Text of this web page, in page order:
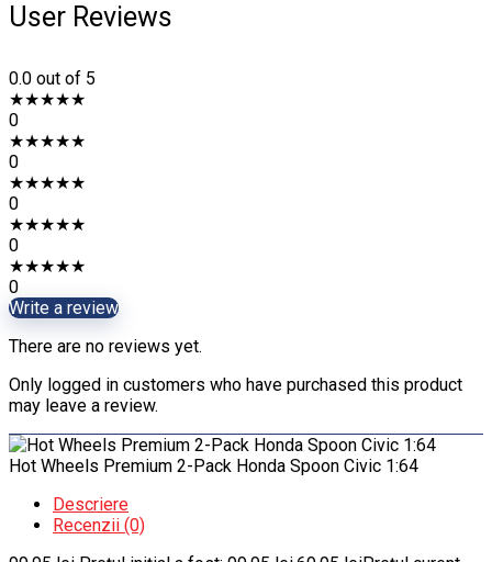
User Reviews
0.0 out of 5
★★★★★
0
★★★★★
0
★★★★★
0
★★★★★
0
★★★★★
0
Write a review
There are no reviews yet.
Only logged in customers who have purchased this product
may leave a review.
Hot Wheels Premium 2-Pack Honda Spoon Civic 1:64
Descriere
Recenzii (0)